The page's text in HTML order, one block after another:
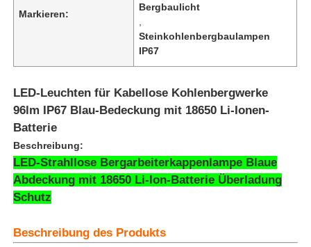
Markieren:
Bergbaulicht
Steinkohlenbergbaulampen
IP67
LED-Leuchten für Kabellose Kohlenbergwerke
96lm IP67 Blau-Bedeckung mit 18650 Li-Ionen-
Batterie
Beschreibung:
LED-Strahllose Bergarbeiterkappenlampe Blaue
Abdeckung mit 18650 Li-Ion-Batterie Überladung
Schutz
Beschreibung des Produkts